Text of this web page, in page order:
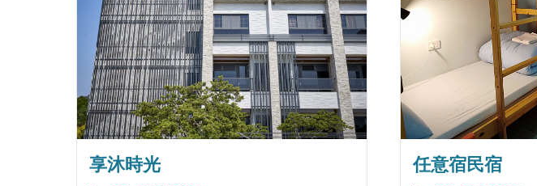
享沐時光 任意宿民宿